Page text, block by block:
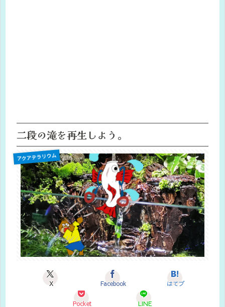
二段の滝を再生しよう。
アクアテラリウム
X Facebook はてブ
Pocket LINE